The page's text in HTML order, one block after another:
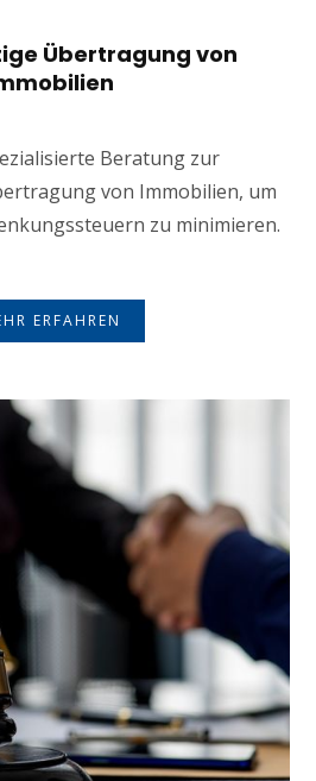
Übertragung von
Beratung zur
von Immobilien, um
zu minimieren.
ERFAHREN